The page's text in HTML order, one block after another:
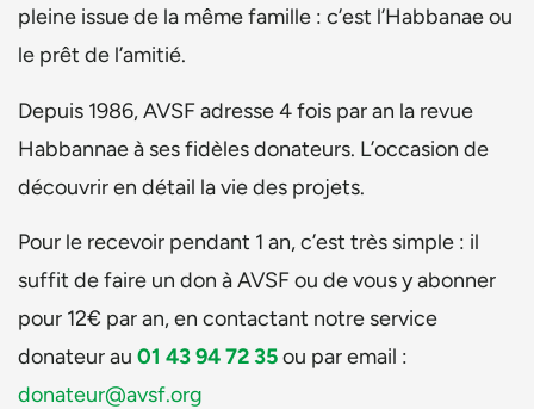
pleine issue de la même famille : c’est l’Habbanae ou
le prêt de l’amitié.
Depuis 1986, AVSF adresse 4 fois par an la revue
Habbannae à ses fidèles donateurs. L’occasion de
découvrir en détail la vie des projets.
Pour le recevoir pendant 1 an, c’est très simple : il
suffit de faire un don à AVSF ou de vous y abonner
pour 12€ par an, en contactant notre service
donateur au 01 43 94 72 35ou par email :
donateur@avsf.org